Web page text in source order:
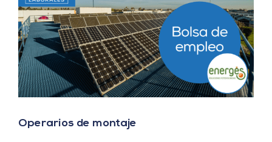
grande
Operarios de montaje